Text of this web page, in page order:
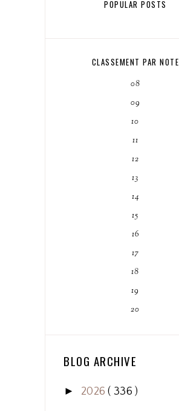
POPULAR POSTS
CLASSEMENT PAR NOTE
08
09
10
11
12
13
14
15
16
17
18
19
20
BLOG ARCHIVE
► 2026( 336 )